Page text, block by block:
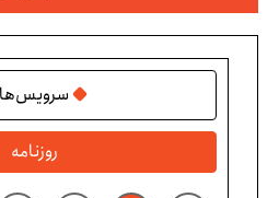
سرویس‌ها
روزنامه